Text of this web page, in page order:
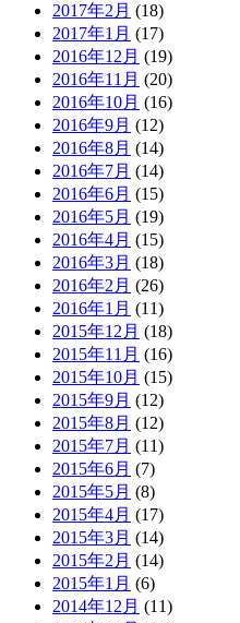
2017年2月 (18)
2017年1月 (17)
2016年12月 (19)
2016年11月 (20)
2016年10月 (16)
2016年9月 (12)
2016年8月 (14)
2016年7月 (14)
2016年6月 (15)
2016年5月 (19)
2016年4月 (15)
2016年3月 (18)
2016年2月 (26)
2016年1月 (11)
2015年12月 (18)
2015年11月 (16)
2015年10月 (15)
2015年9月 (12)
2015年8月 (12)
2015年7月 (11)
2015年6月 (7)
2015年5月 (8)
2015年4月 (17)
2015年3月 (14)
2015年2月 (14)
2015年1月 (6)
2014年12月 (11)